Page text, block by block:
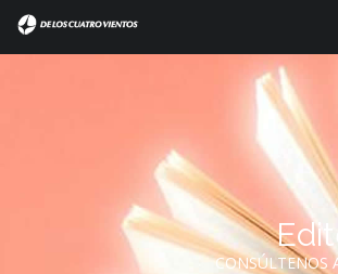
CONSÚLTENOS